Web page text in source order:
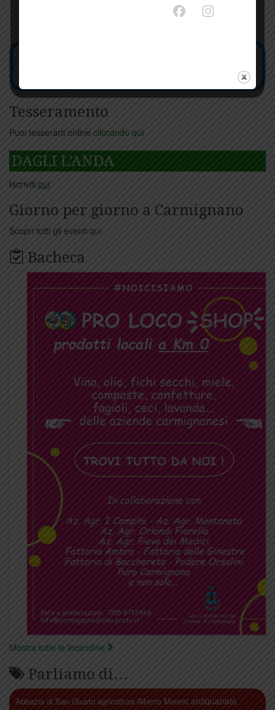
Tesseramento
Puoi tesserarti online cliccando qui
DAGLI L'ANDA
Iscriviti qui
Giorno per giorno a Carmignano
Scopri tutti gli eventi qui
Bacheca
Mostra tutte le locandine
Parliamo di…
Abbazia di San Giusto agricoltura Alberto Moretti antiquariato